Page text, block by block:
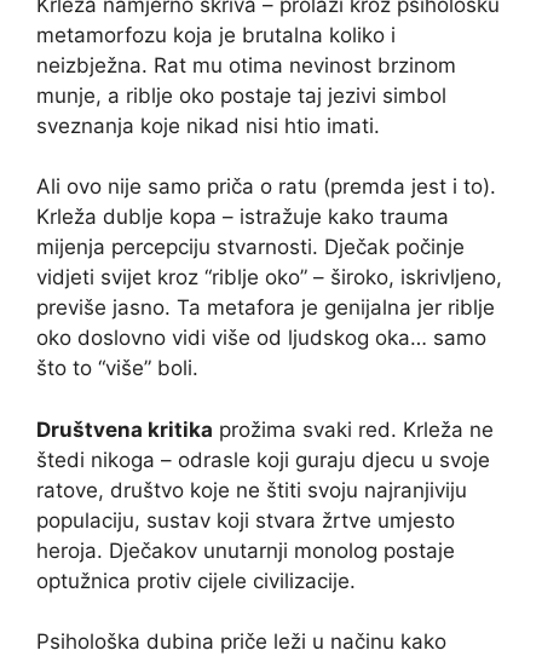
metamorfozu koja je brutalna koliko i
neizbježna. Rat mu otima nevinost brzinom
munje, a riblje oko postaje taj jezivi simbol
sveznanja koje nikad nisi htio imati.
Ali ovo nije samo priča o ratu (premda jest i to).
Krleža dublje kopa – istražuje kako trauma
mijenja percepciju stvarnosti. Dječak počinje
vidjeti svijet kroz “riblje oko” – široko, iskrivljeno,
previše jasno. Ta metafora je genijalna jer riblje
oko doslovno vidi više od ljudskog oka… samo
što to “više” boli.
Društvena kritika prožima svaki red. Krleža ne
štedi nikoga – odrasle koji guraju djecu u svoje
ratove, društvo koje ne štiti svoju najranjiviju
populaciju, sustav koji stvara žrtve umjesto
heroja. Dječakov unutarnji monolog postaje
optužnica protiv cijele civilizacije.
Psihološka dubina priče leži u načinu kako